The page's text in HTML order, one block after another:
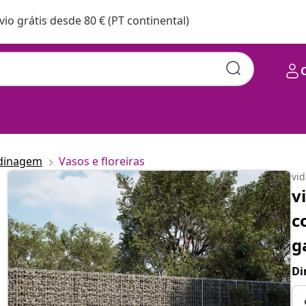
grátis desde 80 € (PT continental)
Vasos e floreiras